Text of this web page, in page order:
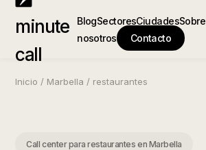
minute
call
BlogSectoresCiudadesSobre
nosotros
Contacto
Inicio / Marbella / restaurantes
Call center para restaurantes en Marbella